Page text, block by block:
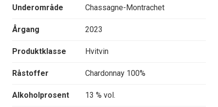
Underområde Chassagne-Montrachet
Årgang 2023
Produktklasse Hvitvin
Råstoffer Chardonnay 100%
Alkoholprosent 13 % vol.